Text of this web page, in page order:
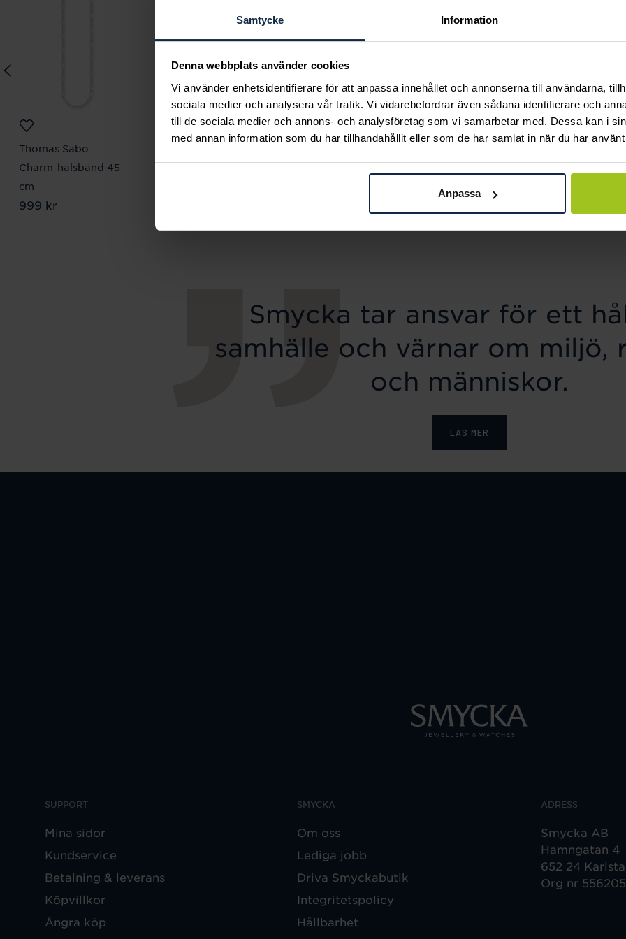
Samtycke Information
Denna webbplats använder cookies
Vi använder enhetsidentifierare för att anpassa innehållet och annonserna till användarna,
sociala medier och analysera vår trafik. Vi vidarebefordrar även sådana identifierare och
till de sociala medier och annons- och analysföretag som vi samarbetar med. Dessa kan i
med annan information som du har tillhandahållit eller som de har samlat in när du har
Anpassa
Thomas Sabo
Charm-halsband 45
cm
Pris:999 kr
999 kr
Örhängen med stor, vit
Charm-hängsmycke
Gravyrplatta 20x11
Smycka tar ansvar för ett
samhälle och värnar om miljö,
och människor.
LÄS MER
SUPPORT
Mina sidor
Kundservice
Betalning & leverans
Köpvillkor
Ångra köp
SMYCKA
Om oss
Lediga jobb
Driva Smyckabutik
Integritetspolicy
Hållbarhet
ADRESS
Smycka AB
Hamngatan 4
652 24
Org nr